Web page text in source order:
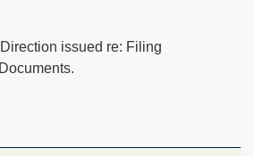
issued re: Filing